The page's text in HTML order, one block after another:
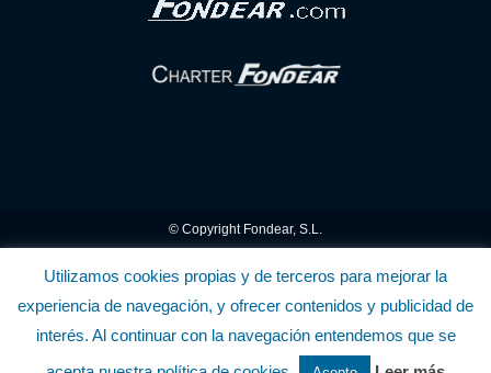
© Copyright Fondear, S.L.
Aunque se consideran exactas, declinamos toda responsabilidad sobre la
información y precios inscritos. Estas informaciones no son contractuales.
Política de privacidad y cookies .........................-......................... Política de utilización
Utilizamos cookies propias y de terceros para mejorar la
experiencia de navegación, y ofrecer contenidos y publicidad de
interés. Al continuar con la navegación entendemos que se